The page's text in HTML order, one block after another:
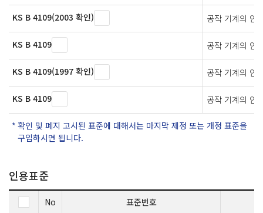
KS B 4109(2003 확인) 공작 기계의 안
KS B 4109 공작 기계의 안
KS B 4109(1997 확인) 공작 기계의 안
KS B 4109 공작 기계의 안
확인 및 폐지 고시된 표준에 대해서는 마지막 제정 또는 개정 표준을
구입하시면 됩니다.
인용표준
No 표준번호